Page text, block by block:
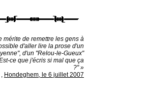
mérite de remettre les gens à
d'aller lire la prose d'un
d'un "Relou-le-Gueux"
ce que j'écris si mal que ça
?" »
, Hondeghem, le 6 juillet 2007